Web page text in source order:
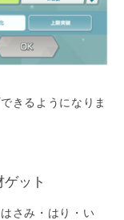
きるようになりま
ット
さみ・はり・い